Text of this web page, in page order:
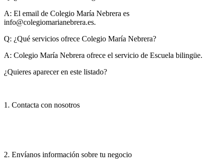
A: El email de Colegio María Nebrera es
info@colegiomarianebrera.es.
Q: ¿Qué servicios ofrece Colegio María Nebrera?
A: Colegio María Nebrera ofrece el servicio de Escuela bilingüe.
¿Quieres aparecer en este listado?
1. Contacta con nosotros
2. Envíanos información sobre tu negocio